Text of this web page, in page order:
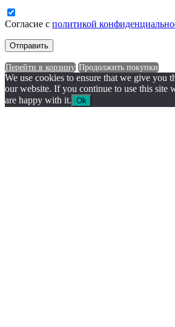
Согласие с политикой
Перейти в корзину Продолжить покупки
We use cookies to ensure that we give you
our website. If you continue to use this site
are happy with it. Ok